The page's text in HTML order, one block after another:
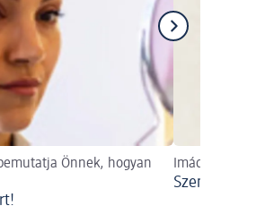
Önnek, hogyan
Imádjuk a
Szemtelen